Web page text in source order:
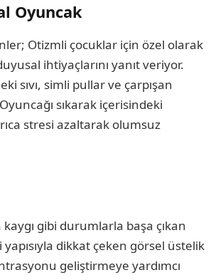
Oyuncak
Otizmli çocuklar için özel olarak
ihtiyaçlarını yanıt veriyor.
sıvı, simli pullar ve çarpışan
sıkarak içerisindeki
stresi azaltarak olumsuz
gibi durumlarla başa çıkan
dikkat çeken görsel üstelik
geliştirmeye yardımcı